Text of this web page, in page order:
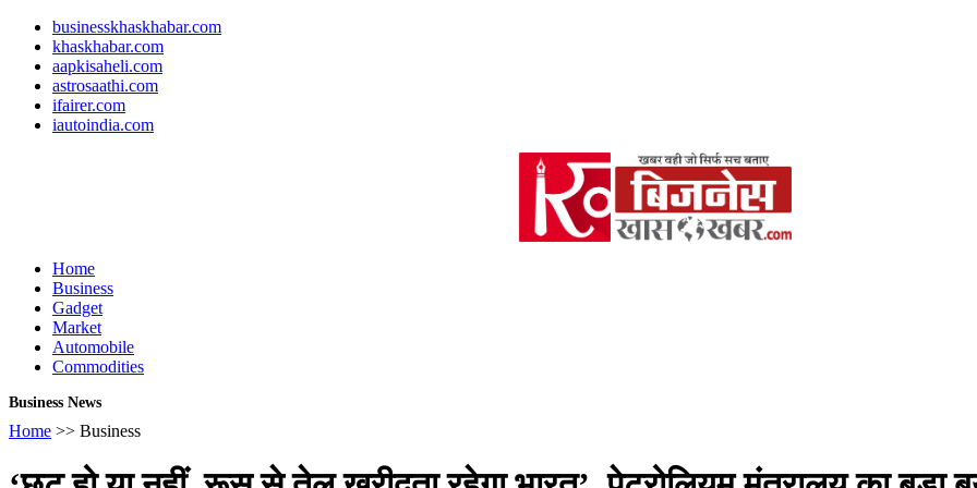
businesskhaskhabar.com
khaskhabar.com
aapkisaheli.com
astrosaathi.com
ifairer.com
iautoindia.com
Home
Business
Gadget
Market
Automobile
Commodities
Business News
Home >> Business